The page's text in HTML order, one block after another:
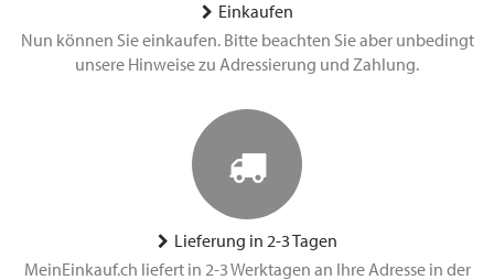
Einkaufen
Nun können Sie einkaufen. Bitte beachten Sie aber unbedingt
unsere Hinweise zu Adressierung und Zahlung.
Lieferung in 2-3 Tagen
MeinEinkauf.ch liefert in 2-3 Werktagen an Ihre Adresse in der